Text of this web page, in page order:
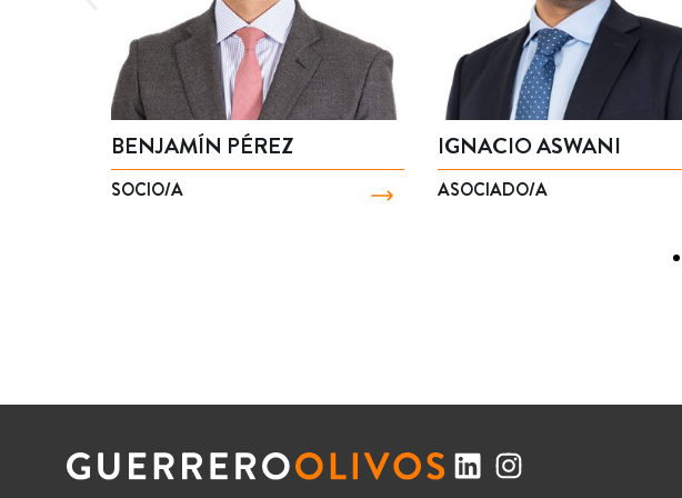
BENJAMÍN PÉREZ
SOCIO/A
IGNACIO ASWANI
ASOCIADO/A